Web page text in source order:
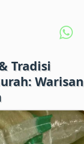
Tradisi
Warisan